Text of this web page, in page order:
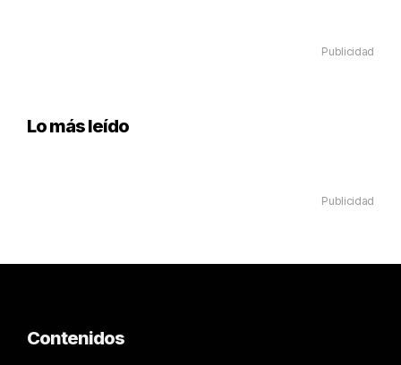
Publicidad
Lo más leído
Publicidad
Contenidos